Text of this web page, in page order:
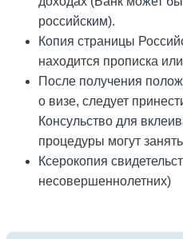
российским).
Копия страницы
находится прописка
После получения
о визе, следует
Консульство для
процедуры могут
Ксерокопия
несовершеннолетних)